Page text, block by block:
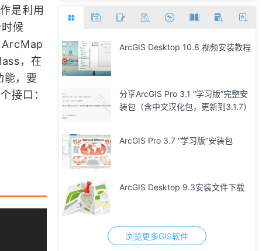
是利用
候
ArcMap
，在
，要
接口：
ArcGIS Desktop 10.8 视频安装教程
分享ArcGIS Pro 3.1 “学习版”完整安
装包（含中文汉化包，更新到3.1.7）
ArcGIS Pro 3.7 “学习版”安装包
ArcGIS Desktop 9.3安装文件下载
浏览更多GIS软件